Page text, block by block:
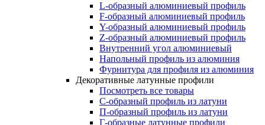
L-образный алюминиевый профиль
F-образный алюминиевый профиль
Y-образный алюминиевый профиль
Z-образный алюминиевый профиль
Внутренний угол алюминиевый
Напольный профиль из алюминия
Фурнитура для профиля из алюминия
Декоративные латунные профили
Посмотреть все товары
C-образный профиль из латуни
П-образный профиль из латуни
Г-образные латунные профили